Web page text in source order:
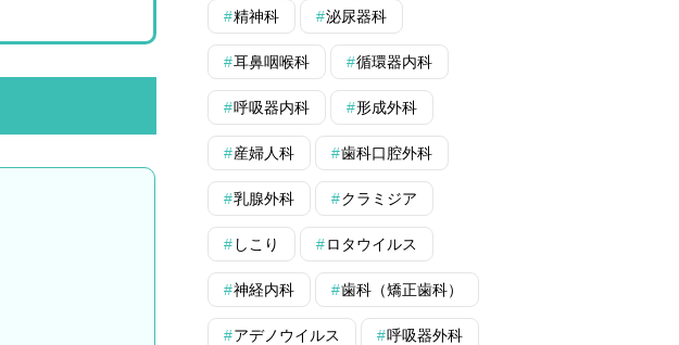
精神科 泌尿器科
耳鼻咽喉科 循環器内科
呼吸器内科 形成外科
産婦人科 歯科口腔外科
乳腺外科 クラミジア
しこり ロタウイルス
神経内科 歯科（矯正歯科）
アデノウイルス 呼吸器外科